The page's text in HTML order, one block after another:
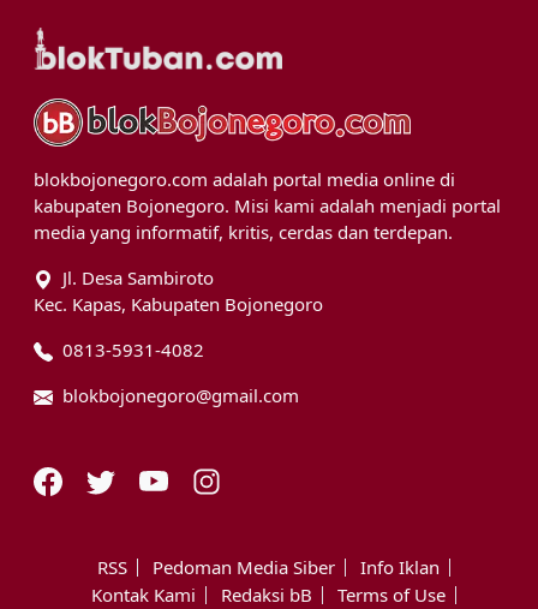
blokbojonegoro.com adalah portal media online di
kabupaten Bojonegoro. Misi kami adalah menjadi portal
media yang informatif, kritis, cerdas dan terdepan.
Jl. Desa Sambiroto
Kec. Kapas, Kabupaten Bojonegoro
0813-5931-4082
blokbojonegoro@gmail.com
RSS Pedoman Media Siber
Info Iklan
Kontak Kami
Redaksi bB
Terms of Use